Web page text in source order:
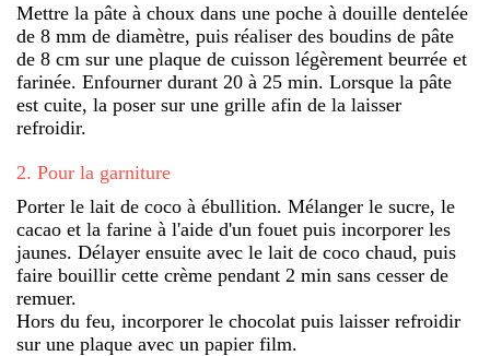
Mettre la pâte à choux dans une poche à douille dentelée
de 8 mm de diamètre, puis réaliser des boudins de pâte
de 8 cm sur une plaque de cuisson légèrement beurrée et
farinée. Enfourner durant 20 à 25 min. Lorsque la pâte
est cuite, la poser sur une grille afin de la laisser
refroidir.
2. Pour la garniture
Porter le lait de coco à ébullition. Mélanger le sucre, le
cacao et la farine à l'aide d'un fouet puis incorporer les
jaunes. Délayer ensuite avec le lait de coco chaud, puis
faire bouillir cette crème pendant 2 min sans cesser de
remuer.
Hors du feu, incorporer le chocolat puis laisser refroidir
sur une plaque avec un papier film.